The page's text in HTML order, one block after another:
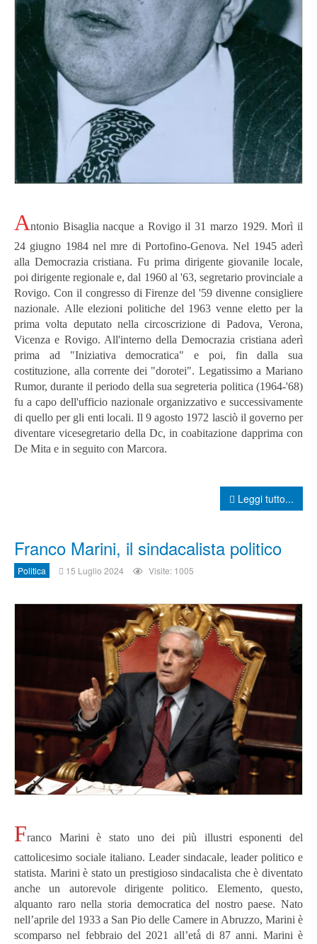
Antonio Bisaglia nacque a Rovigo il 31 marzo 1929. Morì il
24 giugno 1984 nel mre di Portofino-Genova.Nel 1945 aderì
alla Democrazia cristiana. Fu prima dirigente giovanile locale,
poi dirigente regionale e, dal 1960 al '63, segretario provinciale a
Rovigo. Con il congresso di Firenze del '59 divenne consigliere
nazionale. Alle elezioni politiche del 1963 venne eletto per la
prima volta deputato nella circoscrizione di Padova, Verona,
Vicenza e Rovigo. All'interno della Democrazia cristiana aderì
prima ad "Iniziativa democratica" e poi, fin dalla sua
costituzione, alla corrente dei "dorotei". Legatissimo a Mariano
Rumor, durante il periodo della sua segreteria politica (1964-'68)
fu a capo dell'ufficio nazionale organizzativo e successivamente
di quello per gli enti locali. Il 9 agosto 1972 lasciò il governo per
diventare vicesegretario della Dc, in coabitazione dapprima con
De Mita e in seguito con Marcora.
Leggi tutto...
Franco Marini, il sindacalista politico
Politica 15 Luglio 2024 Visite: 1005
Franco Marini è stato uno dei più illustri esponenti del
cattolicesimo sociale italiano. Leader sindacale, leader politico e
statista. Marini è stato un prestigioso sindacalista che è diventato
anche un autorevole dirigente politico. Elemento, questo,
alquanto raro nella storia democratica del nostro paese. Nato
nell’aprile del 1933 a San Pio delle Camere in Abruzzo, Marini è
scomparso nel febbraio del 2021 all’età̀ di 87 anni. Marini è